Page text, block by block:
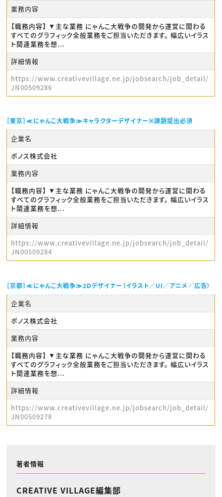
業務内容
【職務内容】 ▼主な業務 にゃんこ大戦争の開発から運営に関わる
すべてのグラフィック全般業務をご担当いただきます。 幅広いイラス
ト関連業務を想...
詳細情報
https://www.creativevillage.ne.jp/jobsearch/job_detail/
JN00509286
［東京］≪にゃんこ大戦争≫キャラクターデザイナー※課題提出必須
企業名
ポノス株式会社
業務内容
【職務内容】 ▼主な業務 にゃんこ大戦争の開発から運営に関わる
すべてのグラフィック全般業務をご担当いただきます。 幅広いイラス
ト関連業務を想...
詳細情報
https://www.creativevillage.ne.jp/jobsearch/job_detail/
JN00509284
［京都］≪にゃんこ大戦争≫2Dデザイナー（イラスト／UI／アニメ／広告）
企業名
ポノス株式会社
業務内容
【職務内容】 ▼主な業務 にゃんこ大戦争の開発から運営に関わる
すべてのグラフィック全般業務をご担当いただきます。 幅広いイラス
ト関連業務を想...
詳細情報
https://www.creativevillage.ne.jp/jobsearch/job_detail/
JN00509278
著者情報
CREATIVE VILLAGE編集部